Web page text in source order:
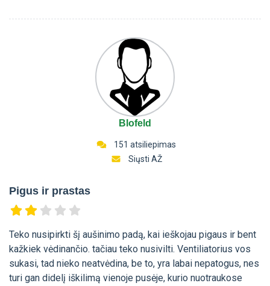
Blofeld
151 atsiliepimas
Siųsti AŽ
Pigus ir prastas
Teko nusipirkti šį aušinimo padą, kai ieškojau pigaus ir bent
kažkiek vėdinančio. tačiau teko nusivilti. Ventiliatorius vos
sukasi, tad nieko neatvėdina, be to, yra labai nepatogus, nes
turi gan didelį iškilimą vienoje pusėje, kurio nuotraukose